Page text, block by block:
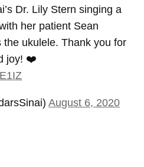
Dr. Lily Stern singing a
her patient Sean
ukulele. Thank you for
joy! ❤️
August 6, 2020